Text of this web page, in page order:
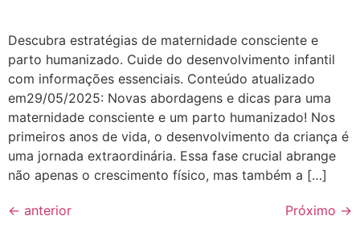
Descubra estratégias de maternidade consciente e
parto humanizado. Cuide do desenvolvimento infantil
com informações essenciais. Conteúdo atualizado
em29/05/2025: Novas abordagens e dicas para uma
maternidade consciente e um parto humanizado! Nos
primeiros anos de vida, o desenvolvimento da criança é
uma jornada extraordinária. Essa fase crucial abrange
não apenas o crescimento físico, mas também a […]
← anterior Próximo →